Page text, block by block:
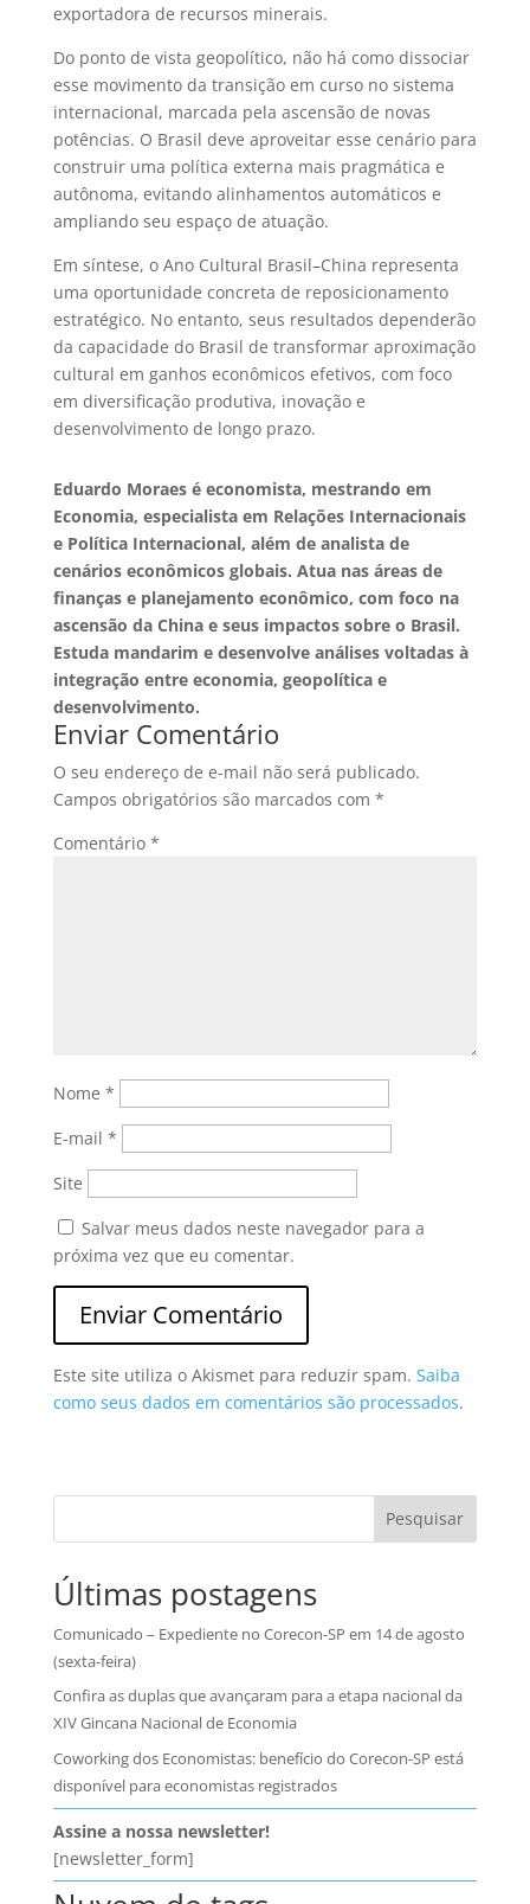
exportadora de recursos minerais.
Do ponto de vista geopolítico, não há como dissociar
esse movimento da transição em curso no sistema
internacional, marcada pela ascensão de novas
potências. O Brasil deve aproveitar esse cenário para
construir uma política externa mais pragmática e
autônoma, evitando alinhamentos automáticos e
ampliando seu espaço de atuação.
Em síntese, o Ano Cultural Brasil–China representa
uma oportunidade concreta de reposicionamento
estratégico. No entanto, seus resultados dependerão
da capacidade do Brasil de transformar aproximação
cultural em ganhos econômicos efetivos, com foco
em diversificação produtiva, inovação e
desenvolvimento de longo prazo.
Eduardo Moraes é economista, mestrando em
Economia, especialista em Relações Internacionais
e Política Internacional, além de analista de
cenários econômicos globais. Atua nas áreas de
finanças e planejamento econômico, com foco na
ascensão da China e seus impactos sobre o Brasil.
Estuda mandarim e desenvolve análises voltadas à
integração entre economia, geopolítica e
desenvolvimento.
Enviar Comentário
O seu endereço de e-mail não será publicado.
Campos obrigatórios são marcados com *
Comentário *
Nome *
E-mail *
Site
Salvar meus dados neste navegador para a
próxima vez que eu comentar.
Este site utiliza o Akismet para reduzir spam. Saiba
como seus dados em comentários são processados.
Pesquisar
Últimas postagens
Comunicado – Expediente no Corecon-SP em 14 de agosto
(sexta-feira)
Confira as duplas que avançaram para a etapa nacional da
XIV Gincana Nacional de Economia
Coworking dos Economistas: benefício do Corecon-SP está
disponível para economistas registrados
Assine a nossa newsletter!
[newsletter_form]